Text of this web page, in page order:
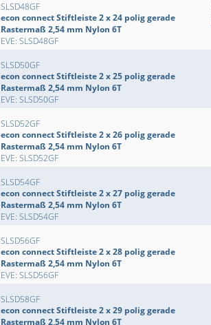
SLSD48GF
econ connect Stiftleiste 2 x 24 polig gerade
Rastermaß 2,54 mm Nylon 6T
EVE: SLSD48GF
SLSD50GF
econ connect Stiftleiste 2 x 25 polig gerade
Rastermaß 2,54 mm Nylon 6T
EVE: SLSD50GF
SLSD52GF
econ connect Stiftleiste 2 x 26 polig gerade
Rastermaß 2,54 mm Nylon 6T
EVE: SLSD52GF
SLSD54GF
econ connect Stiftleiste 2 x 27 polig gerade
Rastermaß 2,54 mm Nylon 6T
EVE: SLSD54GF
SLSD56GF
econ connect Stiftleiste 2 x 28 polig gerade
Rastermaß 2,54 mm Nylon 6T
EVE: SLSD56GF
SLSD58GF
econ connect Stiftleiste 2 x 29 polig gerade
Rastermaß 2,54 mm Nylon 6T